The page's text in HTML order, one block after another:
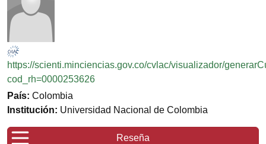
https://scienti.minciencias.gov.co/cvlac/visualizador/
cod_rh=0000253626
País: Colombia
Institución: Universidad Nacional de Colombia
Reseña